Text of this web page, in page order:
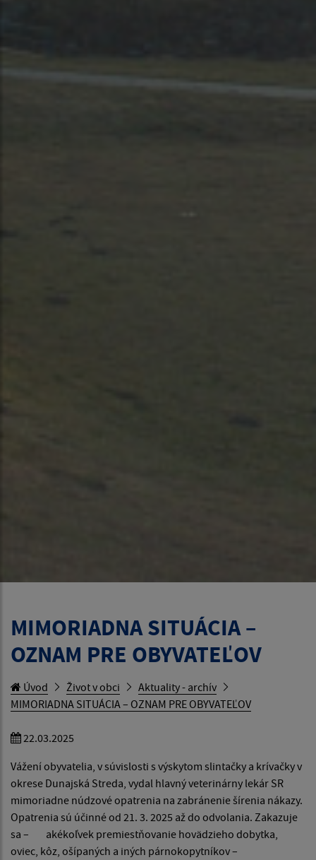
MIMORIADNA SITUÁCIA –
OZNAM PRE OBYVATEĽOV
Úvod Život v obci
Aktuality - archív
MIMORIADNA SITUÁCIA – OZNAM PRE OBYVATEĽOV
22.03.2025
Vážení obyvatelia, v súvislosti s výskytom slintačky a krívačky v
okrese Dunajská Streda, vydal hlavný veterinárny lekár SR
mimoriadne núdzové opatrenia na zabránenie šírenia nákazy.
Opatrenia sú účinné od 21. 3. 2025 až do odvolania. Zakazuje
sa – akékoľvek premiestňovanie hovädzieho dobytka,
oviec, kôz, ošípaných a iných párnokopytníkov –